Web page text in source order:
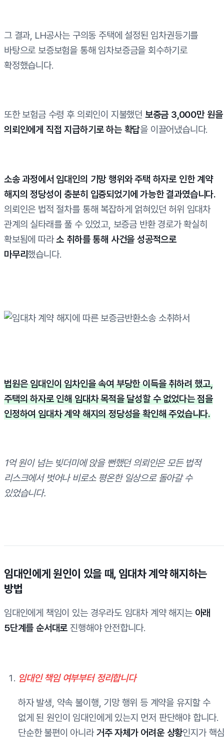
그 결과, LH공사는 구의동 주택에 설정된 임차권등기를
바탕으로 보증보험을 통해 임차보증금을 회수하기로
확정했습니다.
또한 보험금 수령 후 의뢰인이 지불했던 보증금 3,000만 원을
의뢰인에게 직접 지급하기로 하는 확답을 이끌어냈습니다.
소송 과정에서 임대인의 기망 행위와 주택 하자로 인한 계약
해지의 정당성이 충분히 입증되었기에 가능한 결과였습니다.
의뢰인은 법적 절차를 통해 복잡하게 얽혀있던 허위 임대차
관계의 실타래를 풀 수 있었고, 보증금 반환 경로가 확실히
확보됨에 따라소 취하를 통해 사건을 성공적으로
마무리했습니다.
법원은 임대인이 임차인을 속여 부당한 이득을 취하려 했고,
주택의 하자로 인해 임대차 목적을 달성할 수 없었다는 점을
인정하여 임대차 계약 해지의 정당성을 확인해 주었습니다.
1억 원이 넘는 빚더미에 앉을 뻔했던 의뢰인은 모든 법적
리스크에서 벗어나 비로소 평온한 일상으로 돌아갈 수
있었습니다.
임대인에게 원인이 있을 때, 임대차 계약 해지하는
방법
임대인에게 책임이 있는 경우라도 임대차 계약 해지는 아래
5단계를 순서대로 진행해야 안전합니다.
임대인 책임 여부부터 정리합니다
하자 발생, 약속 불이행, 기망 행위 등 계약을 유지할 수
없게 된 원인이 임대인에게 있는지 먼저 판단해야 합니다.
단순한 불편이 아니라거주 자체가 어려운 상황인지가 핵